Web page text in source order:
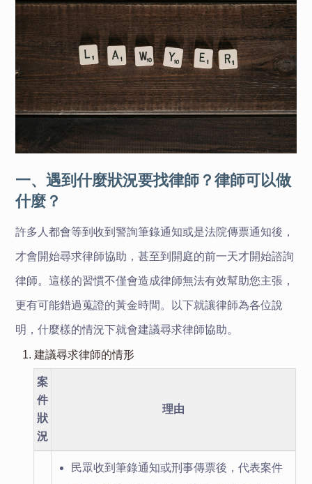
一、遇到什麼狀況要找律師？律師可以做
什麼？
許多人都會等到收到警詢筆錄通知或是法院傳票通知後，
才會開始尋求律師協助，甚至到開庭的前一天才開始諮詢
律師。這樣的習慣不僅會造成律師無法有效幫助您主張，
更有可能錯過蒐證的黃金時間。以下就讓律師為各位說
明，什麼樣的情況下就會建議尋求律師協助。
1. 建議尋求律師的情形
案
件
狀
況
理由
民眾收到筆錄通知或刑事傳票後，代表案件